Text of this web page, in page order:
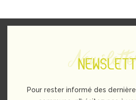
Pour rester informé des